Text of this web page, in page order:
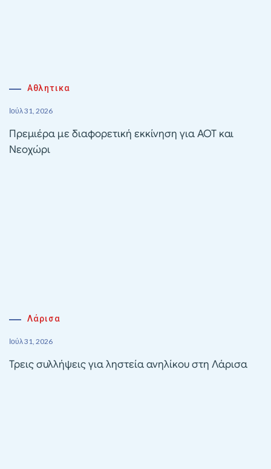
Αθλητικα
Ιούλ 31, 2026
Πρεμιέρα με διαφορετική εκκίνηση για ΑΟΤ και
Νεοχώρι
Λάρισα
Ιούλ 31, 2026
Τρεις συλλήψεις για ληστεία ανηλίκου στη Λάρισα